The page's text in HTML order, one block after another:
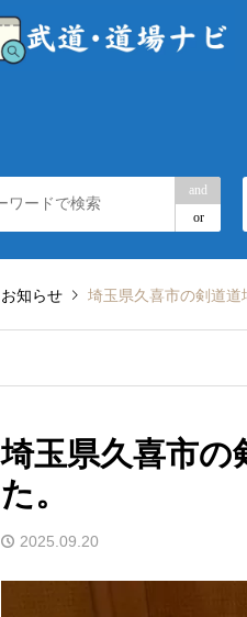
and
or
お知らせ 埼玉県久喜市の剣道道
埼玉県久喜市の
た。
2025.09.20